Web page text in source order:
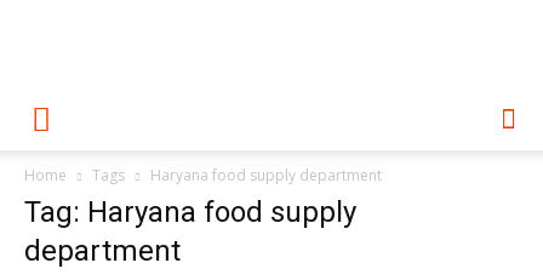
Home Tags Haryana food supply department
Tag: Haryana food supply
department